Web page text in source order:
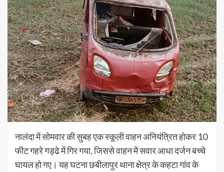
नालंदा में सोमवार की सुबह एक स्कूली वाहन अनियंत्रित होकर 10
फीट गहरे गड्ढे में गिर गया, जिससे वाहन में सवार आधा दर्जन बच्चे
घायल हो गए। यह घटना छबीलापुर थाना क्षेत्र के कहटा गांव के